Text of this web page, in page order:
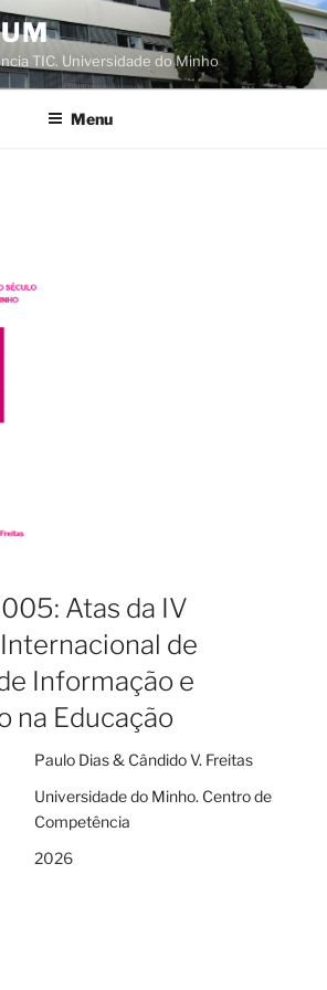
TIC. Universidade do Minho
Menu
Atas da IV
de
Informação e
na Educação
Paulo Dias & Cândido V. Freitas
Universidade do Minho. Centro de
Competência
2026